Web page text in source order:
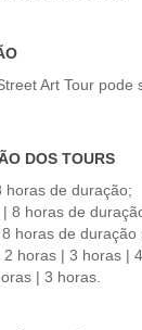
dias
dias
Art Tour pode
DOS TOURS
horas de duração;
8 horas de
horas de duração
2 horas | 3 horas |
| 3 horas.